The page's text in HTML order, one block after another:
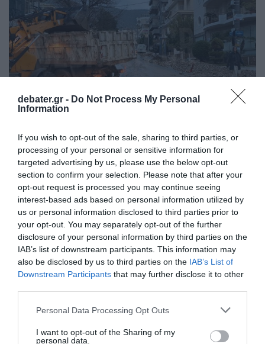
debater.gr - Do Not Process My Personal
Information
If you wish to opt-out of the sale, sharing to third parties, or
processing of your personal or sensitive information for
targeted advertising by us, please use the below opt-out
section to confirm your selection. Please note that after your
opt-out request is processed you may continue seeing
interest-based ads based on personal information utilized by
us or personal information disclosed to third parties prior to
your opt-out. You may separately opt-out of the further
disclosure of your personal information by third parties on the
IAB’s list of downstream participants. This information may
also be disclosed by us to third parties on the IAB’s List of
Downstream Participants that may further disclose it to other
Please note that this website/app uses one or more Google
not limited to your visit or usage behaviour. You may click to
Personal Data Processing Opt Outs
I want to opt-out of the Sharing of my
personal data.
ΕΛΛΑΔΑ
Γιατί η κακοκαιρία “χτύπησε” τόσο σφοδρά
την Άνω Γλυφάδα – Ο Λέκκας εξηγεί τι
έφταιξε
"Η ανάπτυξη των ακριβών περιοχών έγινε χωρίς τις
απαιτούμενες μελέτες"